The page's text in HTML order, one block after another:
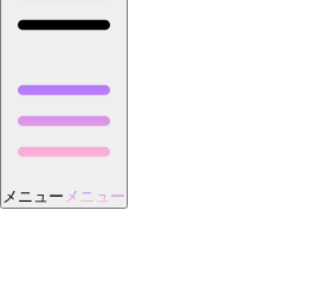
メニュー メニュー